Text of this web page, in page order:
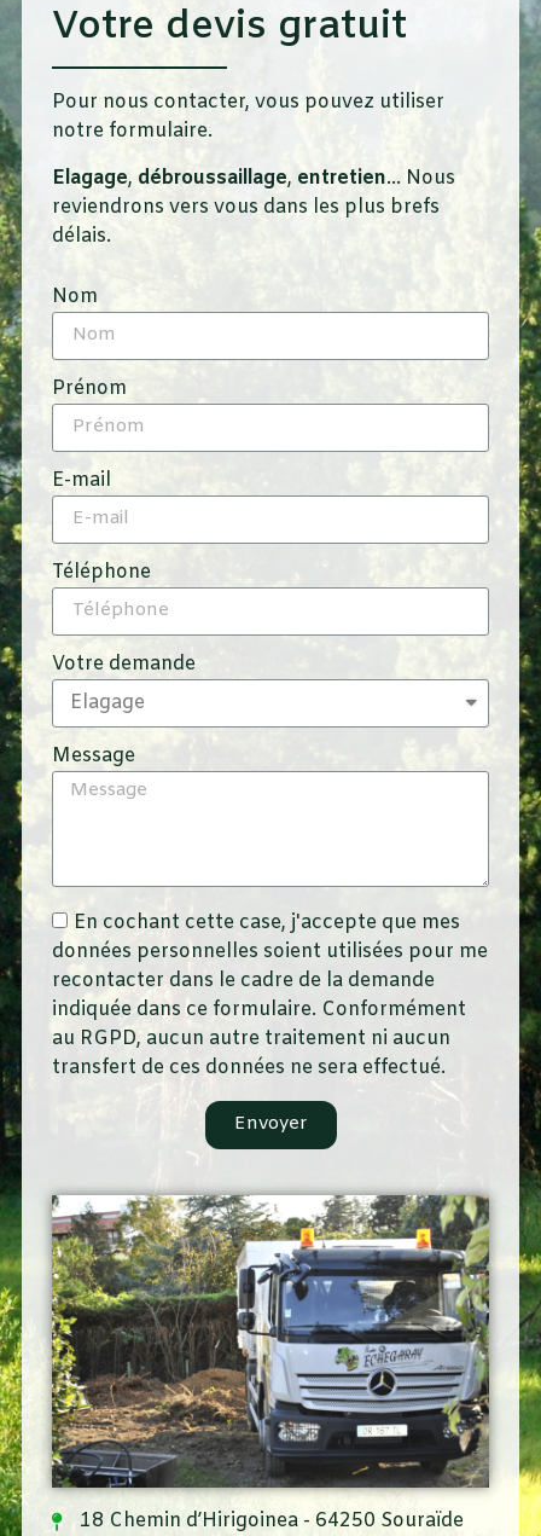
Votre devis gratuit
Pour nous contacter, vous pouvez utiliser
notre formulaire.
Elagage, débroussaillage, entretien… Nous
reviendrons vers vous dans les plus brefs
délais.
Nom
Prénom
E-mail
Téléphone
Votre demande
Message
En cochant cette case, j'accepte que mes
données personnelles soient utilisées pour me
recontacter dans le cadre de la demande
indiquée dans ce formulaire. Conformément
au RGPD, aucun autre traitement ni aucun
transfert de ces données ne sera effectué.
Envoyer
18 Chemin d’Hirigoinea - 64250 Souraïde